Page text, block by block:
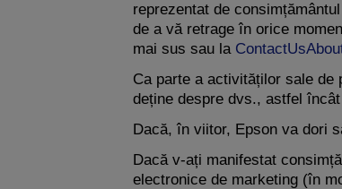
reprezentat de
de a vă retrage în orice
mai sus sau la
Ca parte a activităților sale
deține despre dvs., astfel
Dacă, în viitor, Epson va dori
Dacă v-ați manifestat
electronice de marketing (în